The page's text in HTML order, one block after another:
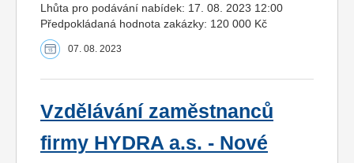
Lhůta pro podávání nabídek: 17. 08. 2023 12:00
Předpokládaná hodnota zakázky: 120 000 Kč
07. 08. 2023
Vzdělávání zaměstnanců
firmy HYDRA a.s. - Nové